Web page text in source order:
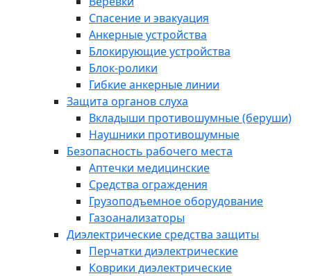
Спасение и эвакуация
Анкерные устройства
Блокирующие устройства
Блок-ролики
Гибкие анкерные линии
Защита органов слуха
Вкладыши противошумные (беруши)
Наушники противошумные
Безопасность рабочего места
Аптечки медицинские
Средства ограждения
Грузоподъемное оборудование
Газоанализаторы
Диэлектрические средства защиты
Перчатки диэлектрические
Коврики диэлектрические